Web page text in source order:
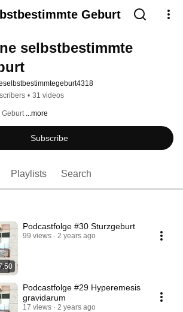
Geburt
selbstbestimmte
• 31 videos
Geburt ...more
Subscribe
Playlists Search
Podcastfolge #30 Sturzgeburt
99 views 2 years ago
Podcastfolge #29 Hyperemesis
gravidarum
17 views 2 years ago